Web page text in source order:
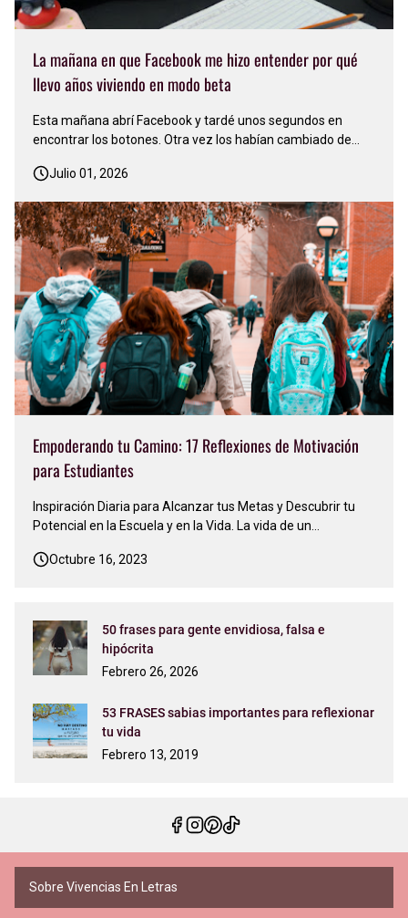
La mañana en que Facebook me hizo entender por qué
llevo años viviendo en modo beta
Esta mañana abrí Facebook y tardé unos segundos en
encontrar los botones. Otra vez los habían cambiado de
nunca se conforma. Siempre está cambiando algo'…
Justo en ese mo…
Julio 01, 2026
Empoderando tu Camino: 17 Reflexiones de Motivación
para Estudiantes
Inspiración Diaria para Alcanzar tus Metas y Descubrir tu
Potencial en la Escuela y en la Vida. La vida de un
desafiante. La búsqueda del conocimiento, el crecimiento
Octubre 16, 2023
50 frases para gente envidiosa, falsa e
hipócrita
Febrero 26, 2026
53 FRASES sabias importantes para reflexionar
tu vida
Febrero 13, 2019
Sobre Vivencias En Letras